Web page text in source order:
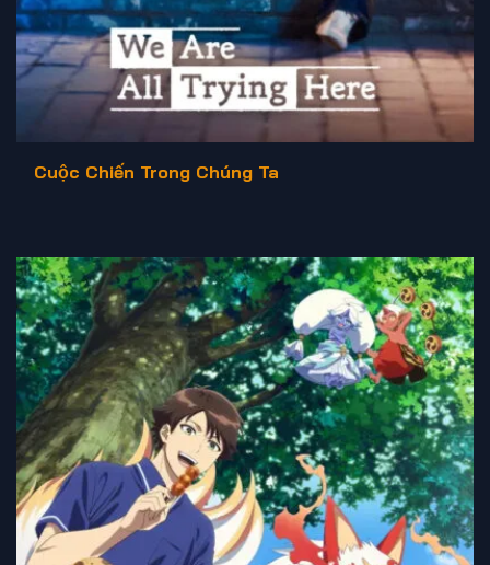
Cuộc Chiến Trong Chúng Ta